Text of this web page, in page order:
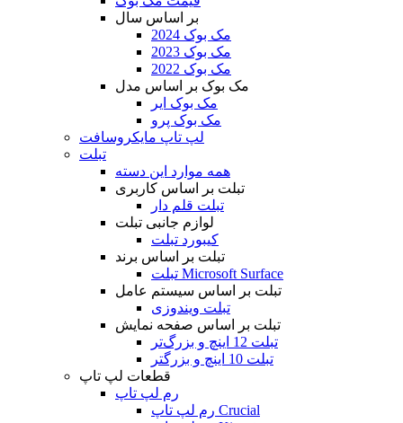
بر اساس سال
مک بوک 2024
مک بوک 2023
مک بوک 2022
مک بوک بر اساس مدل
مک بوک ایر
مک بوک پرو
لپ تاپ مایکروسافت
تبلت
همه موارد این دسته
تبلت بر اساس کاربری
تبلت قلم دار
لوازم جانبی تبلت
کیبورد تبلت
تبلت بر اساس برند
تبلت Microsoft Surface
تبلت بر اساس سیستم عامل
تبلت ویندوزی
تبلت بر اساس صفحه نمایش
تبلت 12 اینچ و بزرگ‌تر
تبلت 10 اینچ و بزرگتر
قطعات لپ تاپ
رم لپ تاپ
رم لپ تاپ Crucial